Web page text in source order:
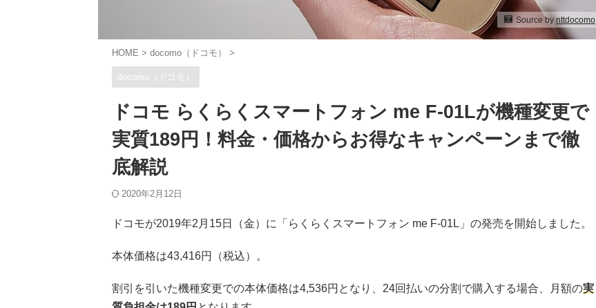
Source bynttdocomo
HOME > docomo（ドコモ） >
docomo（ドコモ）
ドコモ らくらくスマートフォン me F-01Lが機種変更で
実質189円！料金・価格からお得なキャンペーンまで徹
底解説
2020年2月12日
ドコモが2019年2月15日（金）に「らくらくスマートフォン me F-01L」の発売を開始しました。
本体価格は43,416円（税込）。
割引を引いた機種変更での本体価格は4,536円となり、24回払いの分割で購入する場合、月額の実